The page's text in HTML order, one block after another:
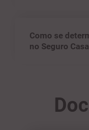
Como se
no Seguro